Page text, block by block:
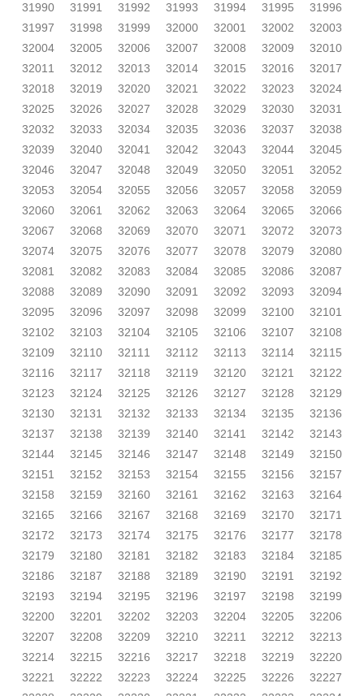
31990
31991 31992 31993 31994 31995
31996
31997
31998 31999 32000 32001 32002
32003
32004
32005 32006 32007 32008 32009
32010
32011
32012 32013 32014 32015 32016
32017
32018
32019 32020 32021 32022 32023
32024
32025
32026 32027 32028 32029 32030
32031
32032
32033 32034 32035 32036 32037
32038
32039
32040 32041 32042 32043 32044
32045
32046
32047 32048 32049 32050 32051
32052
32053
32054 32055 32056 32057 32058
32059
32060
32061 32062 32063 32064 32065
32066
32067
32068 32069 32070 32071 32072
32073
32074
32075 32076 32077 32078 32079
32080
32081
32082 32083 32084 32085 32086
32087
32088
32089 32090 32091 32092 32093
32094
32095
32096 32097 32098 32099 32100
32101
32102
32103 32104 32105 32106 32107
32108
32109
32110 32111 32112 32113 32114
32115
32116
32117 32118 32119 32120 32121
32122
32123
32124 32125 32126 32127 32128
32129
32130
32131 32132 32133 32134 32135
32136
32137
32138 32139 32140 32141 32142
32143
32144
32145 32146 32147 32148 32149
32150
32151
32152 32153 32154 32155 32156
32157
32158
32159 32160 32161 32162 32163
32164
32165
32166 32167 32168 32169 32170
32171
32172
32173 32174 32175 32176 32177
32178
32179
32180 32181 32182 32183 32184
32185
32186
32187 32188 32189 32190 32191
32192
32193
32194 32195 32196 32197 32198
32199
32200
32201 32202 32203 32204 32205
32206
32207
32208 32209 32210 32211 32212
32213
32214
32215 32216 32217 32218 32219
32220
32221
32222 32223 32224 32225 32226
32227